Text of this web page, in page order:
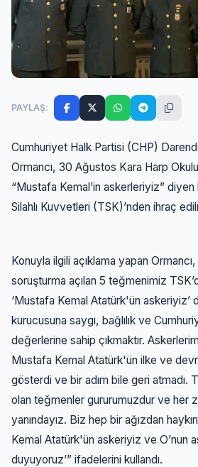
PAYLAŞ:
Cumhuriyet Halk Partisi (CHP)
Ormancı, 30 Ağustos Kara Harp
“Mustafa Kemal’in askerleriyiz”
Silahlı Kuvvetleri (TSK)’nden ihraç
Konuyla ilgili açıklama yapan Ormancı,
soruşturma açılan 5 teğmenimiz
‘Mustafa Kemal Atatürk'ün askeriyiz’
kurucusuna saygı, bağlılık ve
değerlerine sahip çıkmaktır.
Mustafa Kemal Atatürk'ün ilke ve
gösterdi ve bir adım bile geri atmadı.
olan teğmenler gururumuzdur ve her
yanındayız. Biz hep bir ağızdan
Kemal Atatürk'ün askeriyiz ve O’nun
duyuyoruz’” ifadelerini kullandı.